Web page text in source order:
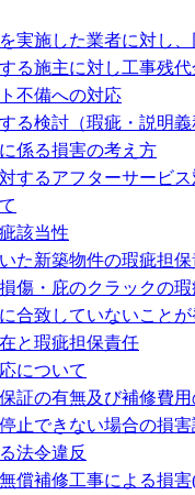
実施した業者に対し
る施主に対し工事残
不備への対応
る検討（瑕疵・説明義
係る損害の考え方
するアフターサービ
該当性
た新築物件の瑕疵担
傷・庇のクラックの
合致していないこと
と瑕疵担保責任
について
証の有無及び補修費
止できない場合の損害
法令違反
償補修工事による損